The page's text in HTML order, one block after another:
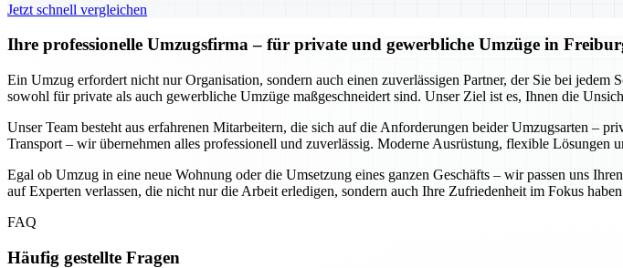
Jetzt schnell vergleichen
Ihre professionelle Umzugsfirma – für private und gewerbliche Umzüge in
Ein Umzug erfordert nicht nur Organisation, sondern auch einen zuverlässigen Partner, der Sie bei
sowohl für private als auch gewerbliche Umzüge maßgeschneidert sind. Unser Ziel ist es, Ihnen die
Unser Team besteht aus erfahrenen Mitarbeitern, die sich auf die Anforderungen beider Umzugsarten –
Transport – wir übernehmen alles professionell und zuverlässig. Moderne Ausrüstung, flexible
Egal ob Umzug in eine neue Wohnung oder die Umsetzung eines ganzen Geschäfts – wir passen uns
auf Experten verlassen, die nicht nur die Arbeit erledigen, sondern auch Ihre Zufriedenheit im Fokus
FAQ
Häufig gestellte Fragen